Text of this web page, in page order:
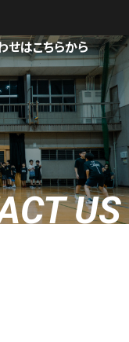
せはこちらから
US